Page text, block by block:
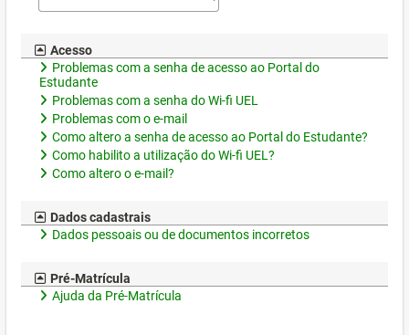
Acesso
Problemas com a senha de acesso ao Portal do
Estudante
Problemas com a senha do Wi-fi UEL
Problemas com o e-mail
Como altero a senha de acesso ao Portal do Estudante?
Como habilito a utilização do Wi-fi UEL?
Como altero o e-mail?
Dados cadastrais
Dados pessoais ou de documentos incorretos
Pré-Matrícula
Ajuda da Pré-Matrícula